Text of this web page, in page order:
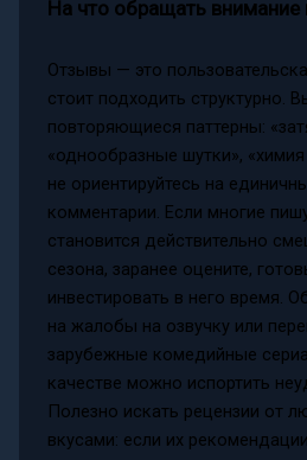
На что обращать внимание
Отзывы — это
стоит подходить структурно.
повторяющиеся паттерны:
«однообразные шутки»,
не ориентируйтесь на
комментарии. Если многие
становится действительно
сезона, заранее оцените,
инвестировать в него время.
на жалобы на озвучку или
зарубежные комедийные
качестве можно испортить
Полезно искать рецензии от
вкусами: если их